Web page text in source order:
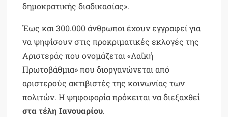
δημοκρατικής διαδικασίας».
Έως και 300.000 άνθρωποι έχουν εγγραφεί για
να ψηφίσουν στις προκριματικές εκλογές της
Αριστεράς που ονομάζεται «Λαϊκή
Πρωτοβάθμια» που διοργανώνεται από
αριστερούς ακτιβιστές της κοινωνίας των
πολιτών. Η ψηφοφορία πρόκειται να διεξαχθεί
στα τέλη Ιανουαρίου.